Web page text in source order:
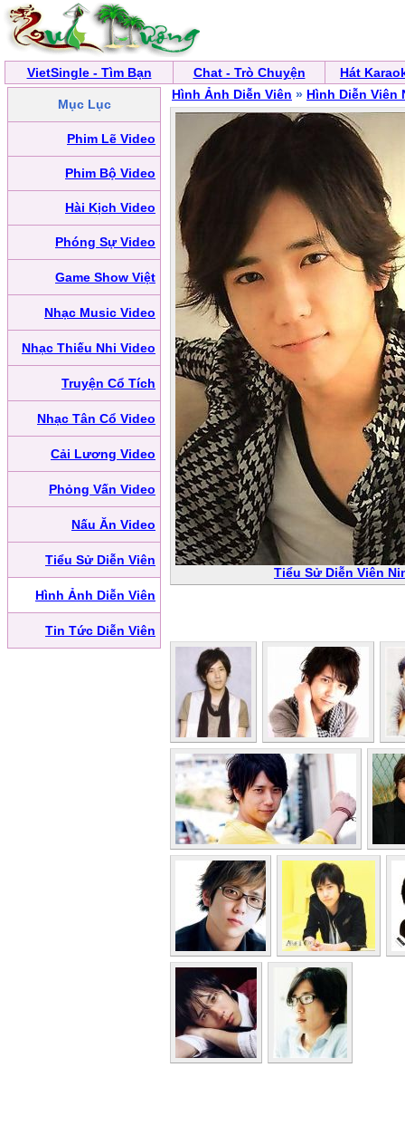
VietSingle - Tìm Bạn Chat - Trò Chuyện Hát
Mục Lục
Phim Lẽ Video
Phim Bộ Video
Hài Kịch Video
Phóng Sự Video
Game Show Việt
Nhạc Music Video
Nhạc Thiếu Nhi Video
Truyện Cổ Tích
Nhạc Tân Cổ Video
Cải Lương Video
Phỏng Vấn Video
Nấu Ăn Video
Tiểu Sử Diễn Viên
Hình Ảnh Diễn Viên
Tin Tức Diễn Viên
Hình Ảnh Diễn Viên » Hình Diễn Viên
Tiểu Sử Diễn Viên